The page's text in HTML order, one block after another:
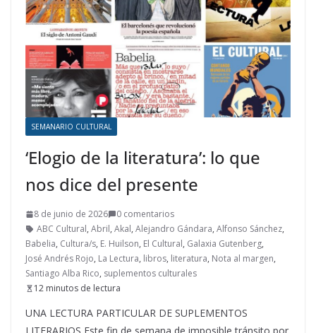
SEMANARIO CULTURAL
‘Elogio de la literatura’: lo que
nos dice del presente
8 de junio de 2026
0 comentarios
ABC Cultural, Abril, Akal, Alejandro Gándara, Alfonso Sánchez,
Babelia, Cultura/s, E. Huilson, El Cultural, Galaxia Gutenberg,
José Andrés Rojo, La Lectura, libros, literatura, Nota al margen,
Santiago Alba Rico, suplementos culturales
12 minutos de lectura
UNA LECTURA PARTICULAR DE SUPLEMENTOS